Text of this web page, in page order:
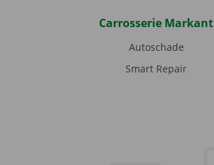
Carrosserie Markant
Autoschade
Smart Repair